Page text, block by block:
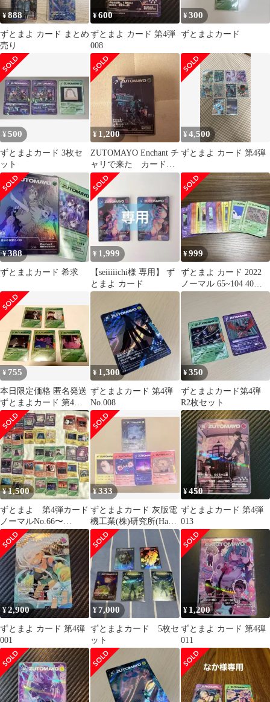
¥888
ずとまよ カード まとめ
売り
¥600
ずとまよ カード 第4弾
008
¥300
ずとまよカード
¥500
ずとまよカード 3枚セ
ット
¥ 1,200
ZUTOMAYO Enchant チ
ャリで来た カード
ずとまよカード
¥4,500
ずとまよ カード 第4弾
¥388
ずとまよカード 希求
¥ 1,999
【seiiiiichi様 専用】 ず
とまよ カード
¥999
ずとまよ カード 2022
ノーマル 65~104 40枚
セット
¥ 755
本日限定価格 匿名発送
ずとまよカード 第4弾
はなぶし セット 5枚
¥ 1,300
ずとまよカード 第4弾
No.008
¥350
ずとまよカード第4弾
R2枚セット
¥1,500
ずとまよ 第4弾カード
ノーマルNo.66〜
104(71,79,84以外)
¥333
ずとまよカード 灰版電
機工業(株)研究所(Ham)
UR セット
¥450
ずとまよカード 第4弾
013
¥2,900
ずとまよ カード 第4弾
001
¥7,000
ずとまよカード 5枚セ
ット
¥ 1,200
ずとまよ カード 第4弾
011